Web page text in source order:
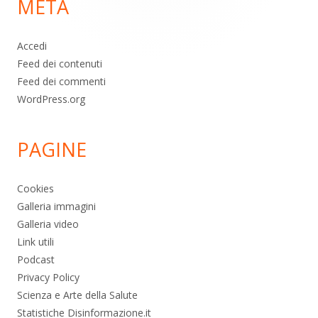
pagina
META
Accedi
Feed dei contenuti
Feed dei commenti
WordPress.org
PAGINE
Cookies
Galleria immagini
Galleria video
Link utili
Podcast
Privacy Policy
Scienza e Arte della Salute
Statistiche Disinformazione.it